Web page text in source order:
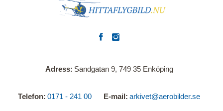
Adress Sandgatan 9, 749 35 Enköping
Telefon 0171 - 241 00 E-mail arkivet@aerobilder.se